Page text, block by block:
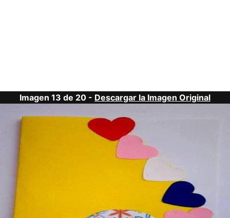
Imagen 13 de 20 - Descargar la Imagen Original